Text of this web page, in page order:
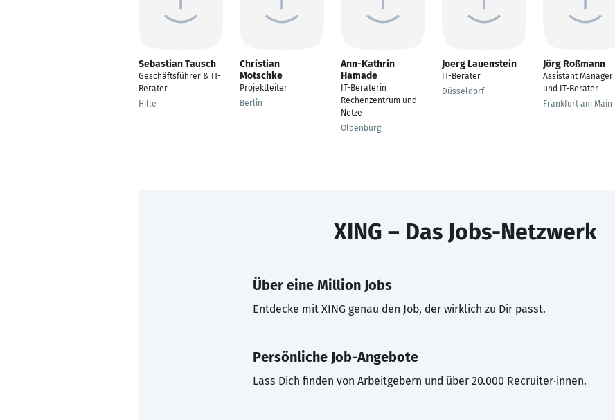
Sebastian Tausch
Geschäftsführer & IT-
Berater
Hille
Christian
Motschke
Projektleiter
Berlin
Ann-Kathrin
Hamade
IT-Beraterin
Rechenzentrum und
Netze
Oldenburg
Joerg Lauenstein
IT-Berater
Düsseldorf
Jörg Roßmann
Assistant Manager
und IT-Berater
Frankfurt am Main
XING – Das Jobs-Netzwerk
Über eine Million Jobs
Entdecke mit XING genau den Job, der wirklich zu Dir passt.
Persönliche Job-Angebote
Lass Dich finden von Arbeitgebern und über 20.000 Recruiter·innen.